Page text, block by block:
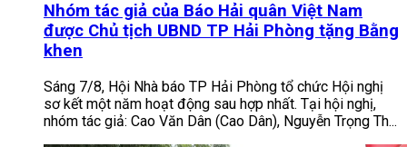
Nhóm tác giả của Báo Hải quân Việt Nam
được Chủ tịch UBND TP Hải Phòng tặng Bằng
khen
Sáng 7/8, Hội Nhà báo TP Hải Phòng tổ chức Hội nghị
sơ kết một năm hoạt động sau hợp nhất. Tại hội nghị,
nhóm tác giả: Cao Văn Dân (Cao Dân), Nguyễn Trọng Th...